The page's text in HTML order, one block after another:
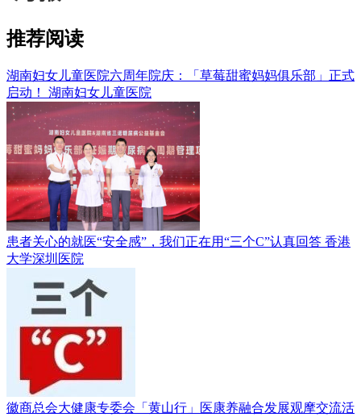
推荐阅读
湖南妇女儿童医院六周年院庆：「草莓甜蜜妈妈俱乐部」正式
启动！ 湖南妇女儿童医院
患者关心的就医“安全感”，我们正在用“三个C”认真回答 香港
大学深圳医院
徽商总会大健康专委会「黄山行」医康养融合发展观摩交流活